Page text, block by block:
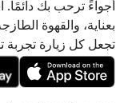
أجواءً ترحب بك
بعناية، والقهوة
تجعل كل زيارة تجربة